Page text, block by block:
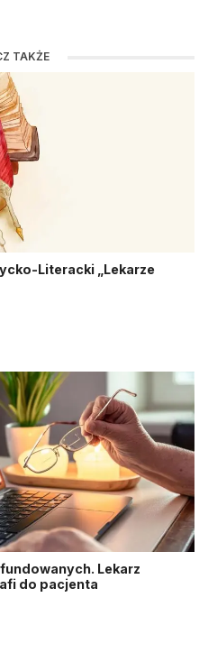
TAKŻE
Literacki „Lekarze
Lekarz
do pacjenta